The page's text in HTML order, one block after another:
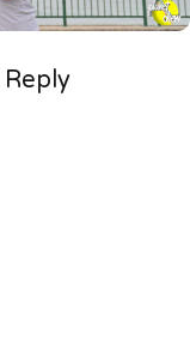
Reply